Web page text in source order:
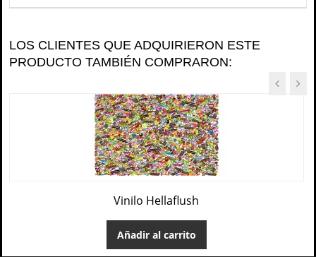
LOS CLIENTES QUE ADQUIRIERON ESTE
PRODUCTO TAMBIÉN COMPRARON:
Vinilo Hellaflush
Añadir al carrito